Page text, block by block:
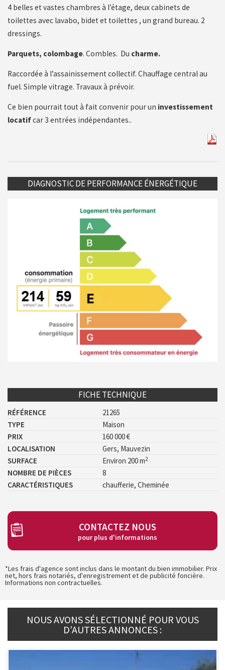
4 belles et vastes chambres à l’étage, deux cabinets de
toilettes avec lavabo, bidet et toilettes , un grand bureau. 2
dressings.
Parquets, colombage. Combles. Du charme.
Raccordée à l’assainissement collectif. Chauffage central au
fuel. Simple vitrage. Travaux à prévoir.
Ce bien pourrait tout à fait convenir pour un investissement
locatifcar 3 entrées indépendantes..
DIAGNOSTIC DE PERFORMANCE ÉNERGÉTIQUE
FICHE TECHNIQUE
RÉFÉRENCE
21265
TYPE
Maison
PRIX
160 000 €
LOCALISATION
Gers, Mauvezin
SURFACE
Environ 200 m2
NOMBRE DE PIÈCES
8
CARACTÉRISTIQUES
chaufferie, Cheminée
CONTACTEZ NOUS
pour plus d'informations
*Les frais d'agence sont inclus dans le montant du bien immobilier. Prix
net, hors frais notariés, d'enregistrement et de publicité foncière.
Informations non contractuelles.
NOUS AVONS SÉLECTIONNÉ POUR VOUS
D’AUTRES ANNONCES :